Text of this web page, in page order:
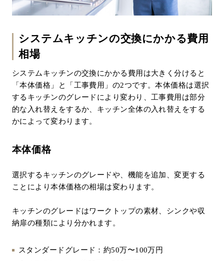
システムキッチンの交換にかかる費用
相場
システムキッチンの交換にかかる費用は大きく分けると
「本体価格」と「工事費用」の2つです。本体価格は選択
するキッチンのグレードにより変わり、工事費用は部分
的な入れ替えをするか、キッチン全体の入れ替えをする
かによって変わります。
本体価格
選択するキッチンのグレードや、機能を追加、変更する
ことにより本体価格の相場は変わります。
キッチンのグレードはワークトップの素材、シンクや収
納扉の種類により分かれます。
スタンダードグレード：約50万〜100万円